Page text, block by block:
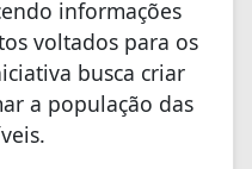
informações
voltados para os
busca criar
a população das